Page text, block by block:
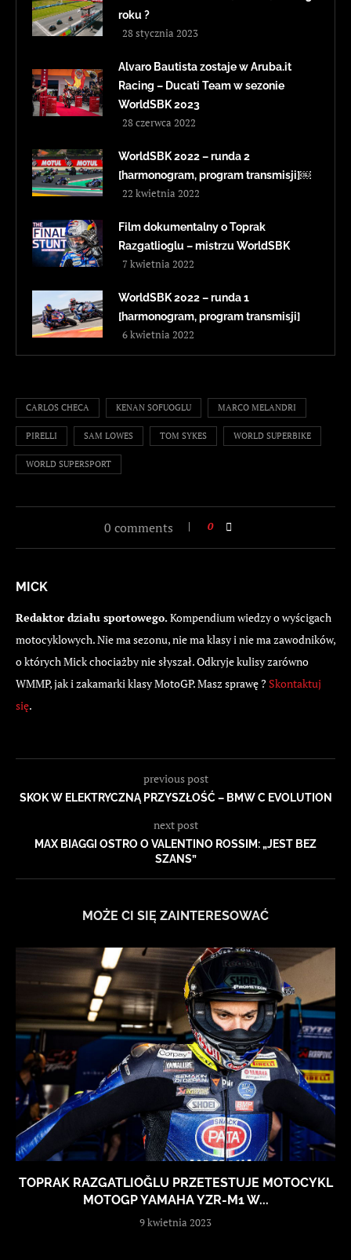
roku ?
28 stycznia 2023
Alvaro Bautista zostaje w Aruba.it
Racing – Ducati Team w sezonie
WorldSBK 2023
28 czerwca 2022
WorldSBK 2022 – runda 2
[harmonogram, program transmisji]￼
22 kwietnia 2022
Film dokumentalny o Toprak
Razgatlioglu – mistrzu WorldSBK
7 kwietnia 2022
WorldSBK 2022 – runda 1
[harmonogram, program transmisji]
6 kwietnia 2022
CARLOS CHECA KENAN SOFUOGLU MARCO MELANDRI
PIRELLI SAM LOWES TOM SYKES WORLD SUPERBIKE
WORLD SUPERSPORT
0 comments 0
MICK
Redaktor działu sportowego.Kompendium wiedzy o wyścigach
motocyklowych. Nie ma sezonu, nie ma klasy i nie ma zawodników,
o których Mick chociażby nie słyszał. Odkryje kulisy zarówno
WMMP, jak i zakamarki klasy MotoGP. Masz sprawę ? Skontaktuj
się.
previous post
SKOK W ELEKTRYCZNĄ PRZYSZŁOŚĆ – BMW C EVOLUTION
next post
MAX BIAGGI OSTRO O VALENTINO ROSSIM: „JEST BEZ
SZANS”
MOŻE CI SIĘ ZAINTERESOWAĆ
TOPRAK RAZGATLIOĞLU PRZETESTUJE MOTOCYKL
MOTOGP YAMAHA YZR-M1 W...
9 kwietnia 2023